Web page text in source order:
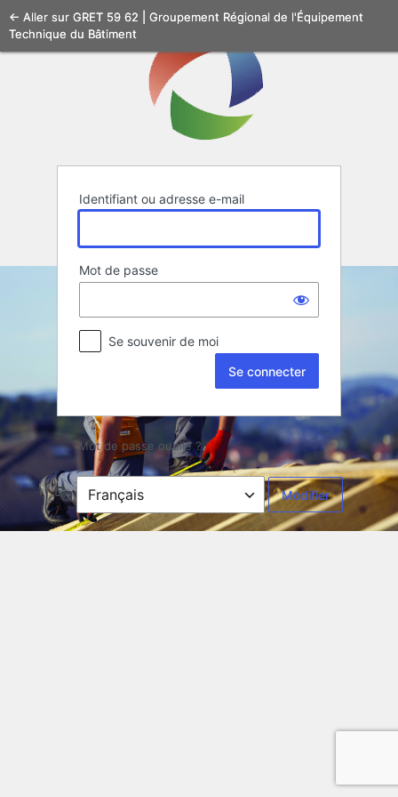
Se
connecter
Identifiant ou adresse e-mail
Mot de passe
Se souvenir de moi
Mot de passe oublié ?
← Aller sur GRET 59 62 | Groupement Régional de l'Équipement
Technique du Bâtiment
Langue